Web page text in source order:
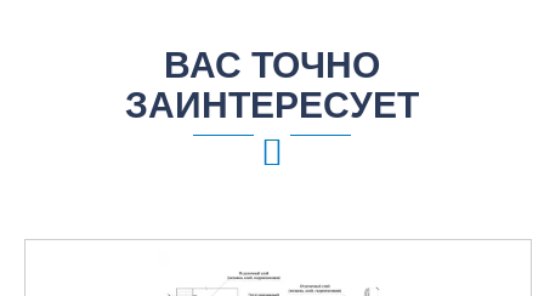
ВАС ТОЧНО
ЗАИНТЕРЕСУЕТ